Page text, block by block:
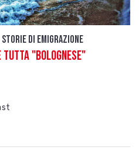
di emigrazione
tutta "bolognese"